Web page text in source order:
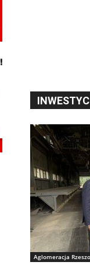
Aglomeracja